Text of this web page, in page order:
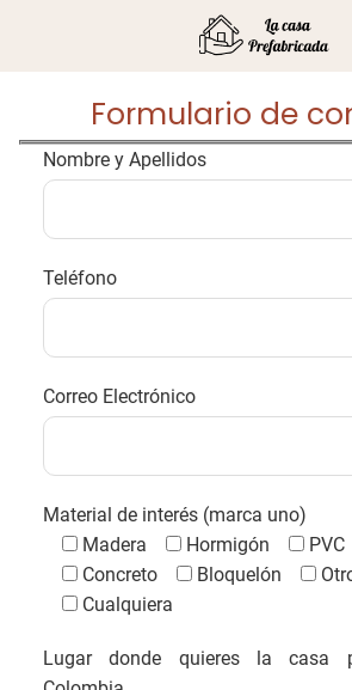
Formulario de
Nombre y Apellidos
Teléfono
Correo Electrónico
Material de interés (marca uno)
Madera
Hormigón PVC
Concreto
Bloquelón
Cualquiera
Lugar donde quieres la casa